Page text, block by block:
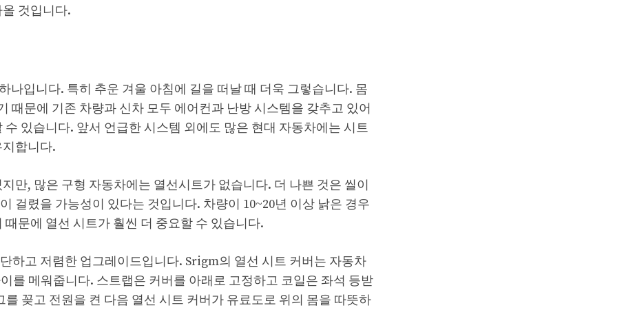
것입니다.
나입니다. 특히 추운 겨울 아침에 길을 떠날 때 더욱 그렇습니다. 몸
때문에 기존 차량과 신차 모두 에어컨과 난방 시스템을 갖추고 있어
있습니다. 앞서 언급한 시스템 외에도 많은 현대 자동차에는 시트
합니다.
만, 많은 구형 자동차에는 열선시트가 없습니다. 더 나쁜 것은 씰이
걸렸을 가능성이 있다는 것입니다. 차량이 10~20년 이상 낡은 경우
문에 열선 시트가 훨씬 더 중요할 수 있습니다.
하고 저렴한 업그레이드입니다. Srigm의 열선 시트 커버는 자동차
를 메워줍니다. 스트랩은 커버를 아래로 고정하고 코일은 좌석 등받
꽂고 전원을 켠 다음 열선 시트 커버가 유료도로 위의 몸을 따뜻하